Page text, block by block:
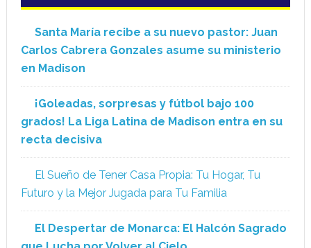
Santa María recibe a su nuevo pastor: Juan
Carlos Cabrera Gonzales asume su ministerio
en Madison
¡Goleadas, sorpresas y fútbol bajo 100
grados! La Liga Latina de Madison entra en su
recta decisiva
El Sueño de Tener Casa Propia: Tu Hogar, Tu
Futuro y la Mejor Jugada para Tu Familia
El Despertar de Monarca: El Halcón Sagrado